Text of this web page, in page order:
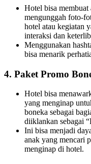
Hotel bisa membuat
mengunggah foto-
hotel atau kegiatan
interaksi dan
Menggunakan
bisa menarik
4. Paket Promo
Hotel bisa
yang menginap
boneka sebagai
diiklankan sebagai
Ini bisa menjadi
anak yang mencari
menginap di hotel.